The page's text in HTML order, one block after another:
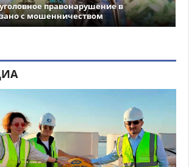
правонарушение в
с мошенничеством